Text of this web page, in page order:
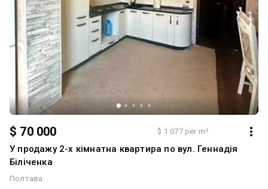
$ 70 000 $ 1 077 per m²
У продажу 2-х кімнатна квартира по вул. Геннадія
Біліченка
Полтава